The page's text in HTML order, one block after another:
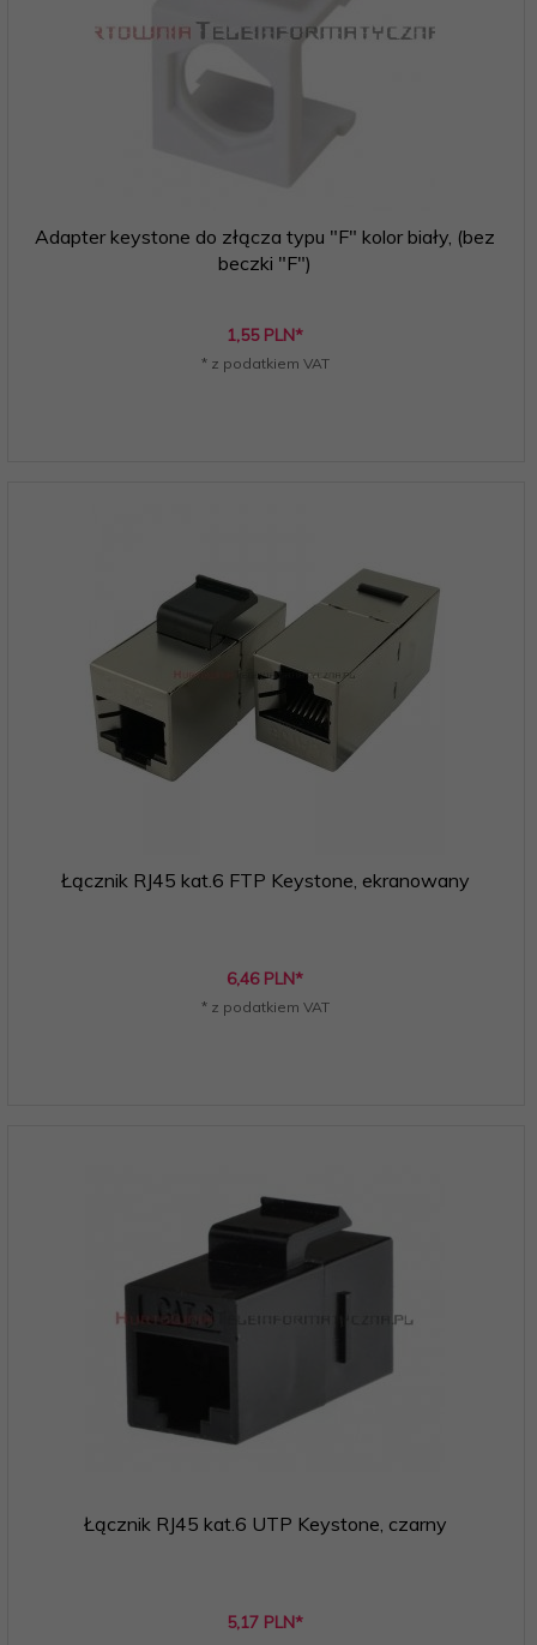
Adapter keystone do złącza typu "F" kolor biały, (bez
beczki "F")
1,55 PLN*
* z podatkiem VAT
Łącznik RJ45 kat.6 FTP Keystone, ekranowany
6,46 PLN*
* z podatkiem VAT
Łącznik RJ45 kat.6 UTP Keystone, czarny
5,17 PLN*